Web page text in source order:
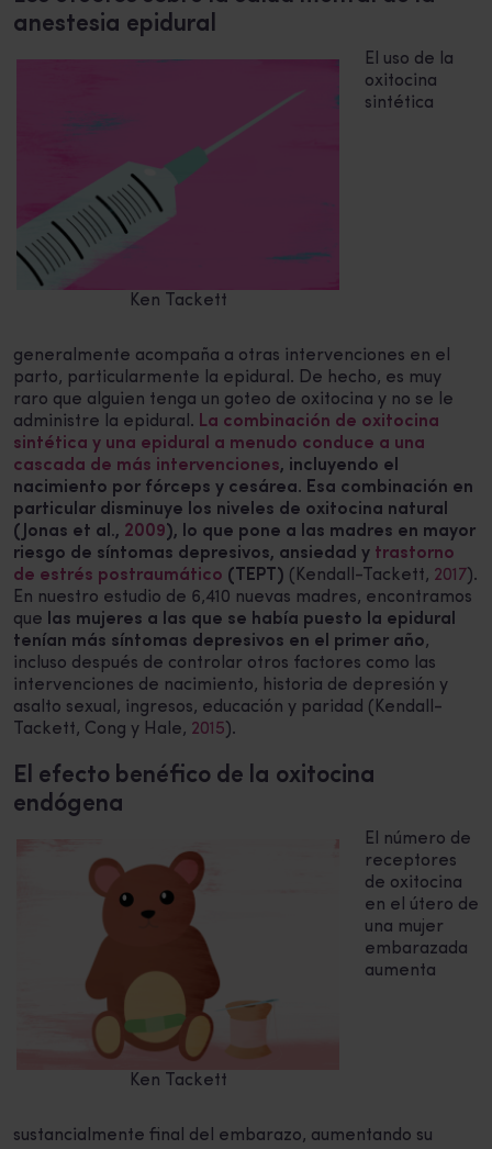
anestesia epidural
Ken Tackett
El uso de la
oxitocina
sintética
generalmente acompaña a otras intervenciones en el
parto, particularmente la epidural. De hecho, es muy
raro que alguien tenga un goteo de oxitocina y no se le
administre la epidural. La combinación de oxitocina
sintética y una epidural a menudo conduce a una
cascada de más intervenciones, incluyendo el
nacimiento por fórceps y cesárea. Esa combinación en
particular disminuye los niveles de oxitocina natural
(Jonas et al., 2009), lo que pone a las madres en mayor
riesgo de síntomas depresivos, ansiedad y trastorno
de estrés postraumático (TEPT) (Kendall-Tackett, 2017).
En nuestro estudio de 6,410 nuevas madres, encontramos
que
las mujeres a las que se había puesto la epidural
tenían más síntomas depresivos en el primer año,
incluso después de controlar otros factores como las
intervenciones de nacimiento, historia de depresión y
asalto sexual, ingresos, educación y paridad (Kendall-
Tackett, Cong y Hale, 2015).
El efecto benéfico de la oxitocina
endógena
Ken Tackett
El número de
receptores
de oxitocina
en el útero de
una mujer
embarazada
aumenta
sustancialmente final del embarazo, aumentando su